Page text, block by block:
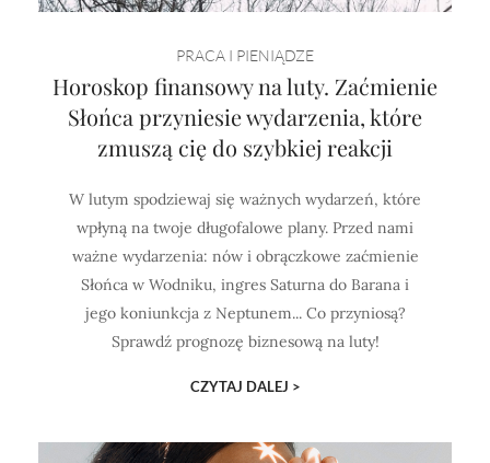
PRACA I PIENIĄDZE
Horoskop finansowy na luty. Zaćmienie
Słońca przyniesie wydarzenia, które
zmuszą cię do szybkiej reakcji
W lutym spodziewaj się ważnych wydarzeń, które
wpłyną na twoje długofalowe plany. Przed nami
ważne wydarzenia: nów i obrączkowe zaćmienie
Słońca w Wodniku, ingres Saturna do Barana i
jego koniunkcja z Neptunem... Co przyniosą?
Sprawdź prognozę biznesową na luty!
CZYTAJ DALEJ >